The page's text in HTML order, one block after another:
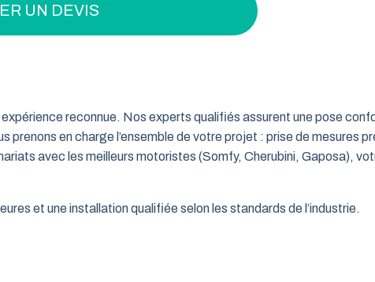
UN DEVIS
reconnue. Nos experts qualifiés assurent une pose
en charge l’ensemble de votre projet : prise de mesures
avec les meilleurs motoristes (Somfy, Cherubini, Gaposa),
et une installation qualifiée selon les standards de l’industrie.